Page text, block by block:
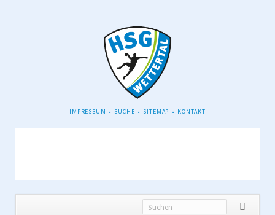
NAVIGATION
IMPRESSUM SUCHE SITEMAP KONTAKT